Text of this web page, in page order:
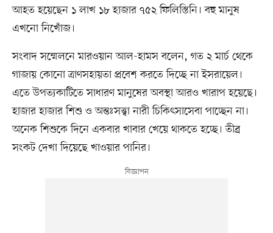
আহত হয়েছেন ১ লাখ ১৮ হাজার ৭৫২ ফিলিস্তিনি। বহু মানুষ
এখনো নিখোঁজ।
সংবাদ সম্মেলনে মারওয়ান আল-হামস বলেন, গত ২ মার্চ থেকে
গাজায় কোনো ত্রাণসহায়তা প্রবেশ করতে দিচ্ছে না ইসরায়েল।
এতে উপত্যকাটিতে সাধারণ মানুষের অবস্থা আরও খারাপ হয়েছে।
হাজার হাজার শিশু ও অন্তঃসত্ত্বা নারী চিকিৎসাসেবা পাচ্ছেন না।
অনেক শিশুকে দিনে একবার খাবার খেয়ে থাকতে হচ্ছে। তীব্র
সংকট দেখা দিয়েছে খাওয়ার পানির।